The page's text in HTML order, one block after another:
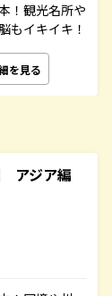
！観光名所や
もイキイキ！
を見る
アジア編